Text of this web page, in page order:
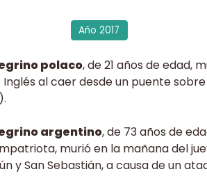
Año 2017
polaco, de 21 años de edad,
Inglés al caer desde un puente
argentino, de 73 años de
murió en la mañana del
y San Sebastián, a causa de un